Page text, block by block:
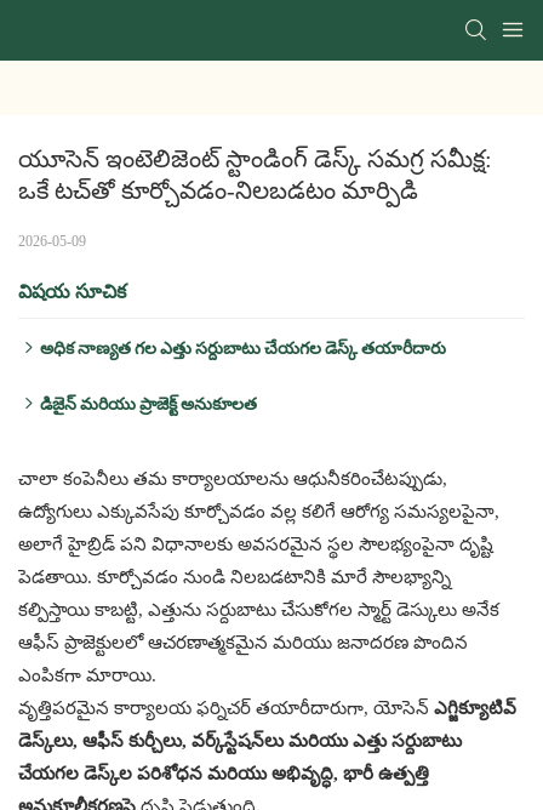
యూసెన్ ఇంటెలిజెంట్ స్టాండింగ్ డెస్క్ సమగ్ర సమీక్ష:
ఒకే టచ్‌తో కూర్చోవడం-నిలబడటం మార్పిడి
2026-05-09
విషయ సూచిక
అధిక నాణ్యత గల ఎత్తు సర్దుబాటు చేయగల డెస్క్ తయారీదారు
ఉపయోగించే కీలక ఉత్పత్తులు:
డిజైన్ మరియు ప్రాజెక్ట్ అనుకూలత
చాలా కంపెనీలు తమ కార్యాలయాలను ఆధునీకరించేటప్పుడు,
ఉద్యోగులు ఎక్కువసేపు కూర్చోవడం వల్ల కలిగే ఆరోగ్య సమస్యలపైనా,
అలాగే హైబ్రిడ్ పని విధానాలకు అవసరమైన స్థల సౌలభ్యంపైనా దృష్టి
పెడతాయి. కూర్చోవడం నుండి నిలబడటానికి మారే సౌలభ్యాన్ని
కల్పిస్తాయి కాబట్టి, ఎత్తును సర్దుబాటు చేసుకోగల స్మార్ట్ డెస్కులు అనేక
ఆఫీస్ ప్రాజెక్టులలో ఆచరణాత్మకమైన మరియు జనాదరణ పొందిన
ఎంపికగా మారాయి.
వృత్తిపరమైన కార్యాలయ ఫర్నిచర్ తయారీదారుగా, యోసెన్ ఎగ్జిక్యూటివ్
డెస్క్‌లు, ఆఫీస్ కుర్చీలు, వర్క్‌స్టేషన్‌లు మరియు ఎత్తు సర్దుబాటు
చేయగల డెస్క్‌ల పరిశోధన మరియు అభివృద్ధి, భారీ ఉత్పత్తి